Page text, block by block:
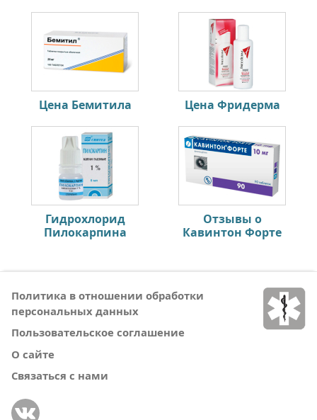
Цена Бемитила Цена Фридерма
Гидрохлорид
Пилокарпина
Отзывы о
Кавинтон Форте
Политика в отношении обработки
персональных данных
Пользовательское соглашение
О сайте
Связаться с нами